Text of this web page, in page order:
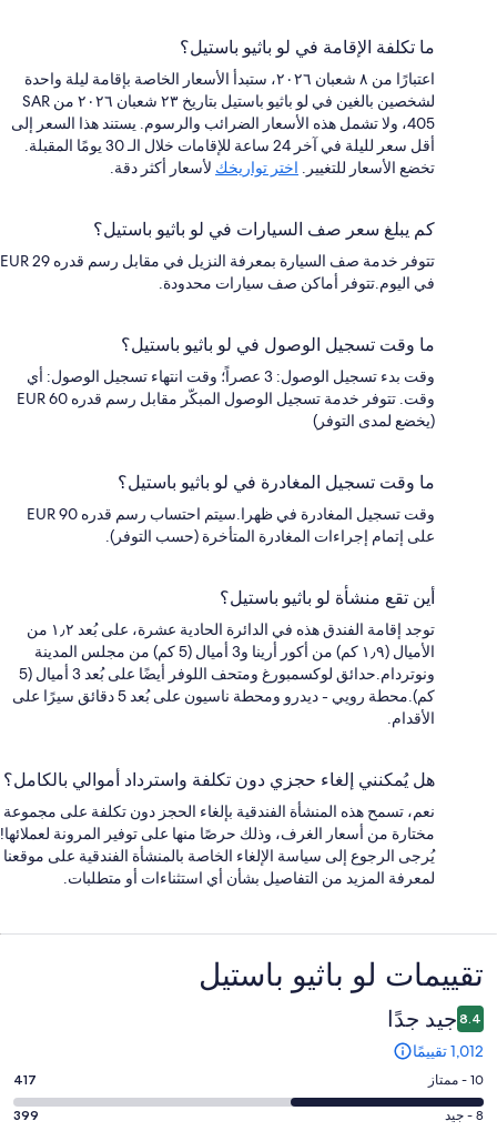
ما تكلفة الإقامة في لو باثيو باستيل؟
اعتبارًا من ٨ شعبان ٢٠٢٦، ستبدأ الأسعار الخاصة بإقامة ليلة واحدة
لشخصين بالغين في لو باثيو باستيل بتاريخ ٢٣ شعبان ٢٠٢٦ من SAR
405، ولا تشمل هذه الأسعار الضرائب والرسوم. يستند هذا السعر إلى
أقل سعر لليلة في آخر 24 ساعة للإقامات خلال الـ 30 يومًا المقبلة.
تخضع الأسعار للتغيير. اختر تواريخك لأسعار أكثر دقة.
كم يبلغ سعر صف السيارات في لو باثيو باستيل؟
تتوفر خدمة صف السيارة بمعرفة النزيل في مقابل رسم قدره EUR 29
في اليوم.تتوفر أماكن صف سيارات محدودة.
ما وقت تسجيل الوصول في لو باثيو باستيل؟
وقت بدء تسجيل الوصول: 3 عصراً؛ وقت انتهاء تسجيل الوصول: أي
وقت. تتوفر خدمة تسجيل الوصول المبكّر مقابل رسم قدره EUR 60
(يخضع لمدى التوفر)
ما وقت تسجيل المغادرة في لو باثيو باستيل؟
وقت تسجيل المغادرة في ظهرا.سيتم احتساب رسم قدره EUR 90
على إتمام إجراءات المغادرة المتأخرة (حسب التوفر).
أين تقع منشأة لو باثيو باستيل؟
توجد إقامة الفندق هذه في الدائرة الحادية عشرة، على بُعد ١٫٢ من
الأميال (١٫٩ كم) من أكور أرينا و3 أميال (5 كم) من مجلس المدينة
ونوتردام.حدائق لوكسمبورغ ومتحف اللوفر أيضًا على بُعد 3 أميال (5
كم).محطة رويي - ديدرو ومحطة ناسيون على بُعد 5 دقائق سيرًا على
الأقدام.
هل يُمكنني إلغاء حجزي دون تكلفة واسترداد أموالي بالكامل؟
نعم، تسمح هذه المنشأة الفندقية بإلغاء الحجز دون تكلفة على مجموعة
مختارة من أسعار الغرف، وذلك حرصًا منها على توفير المرونة لعملائها!
يُرجى الرجوع إلى سياسة الإلغاء الخاصة بالمنشأة الفندقية على موقعنا
لمعرفة المزيد من التفاصيل بشأن أي استثناءات أو متطلبات.
التقييمات
تقييمات ⁦لو باثيو باستيل⁩
8.4 جيد جدًا
1,012 تقييمًا
درجة
التصنيف
10 - ممتاز 417
درجة
8 - جيد 399